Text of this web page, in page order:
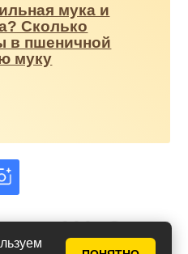
мука и
Сколько
в пшеничной
муку